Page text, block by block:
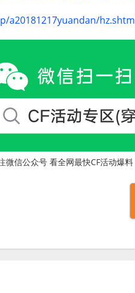
a20181217yuandan/
微信公众号 看全网最快CF活动爆料